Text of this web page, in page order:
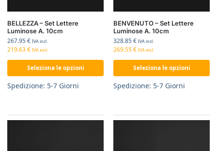
BELLEZZA – Set Lettere
Luminose A. 10cm
267.95€ IVA incl.
219.63€ IVA escl.
Seleziona le opzioni
Spedizione: 5-7 Giorni
BENVENUTO – Set Lettere
Luminose A. 10cm
328.85€ IVA incl.
269.55€ IVA escl.
Seleziona le opzioni
Spedizione: 5-7 Giorni